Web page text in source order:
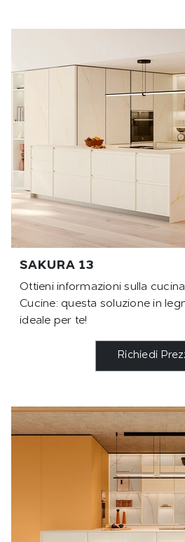
SAKURA 13
Ottieni informazioni sulla
Cucine: questa soluzione in
ideale per te!
Richiedi